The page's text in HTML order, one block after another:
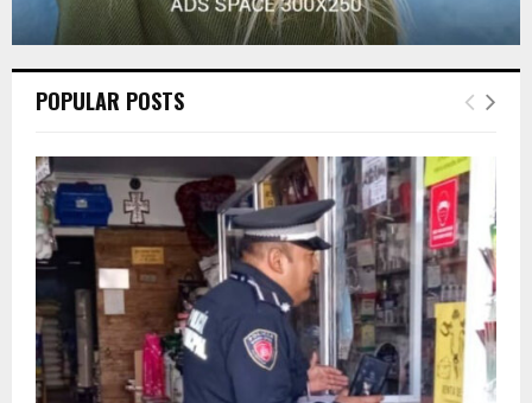
POPULAR POSTS